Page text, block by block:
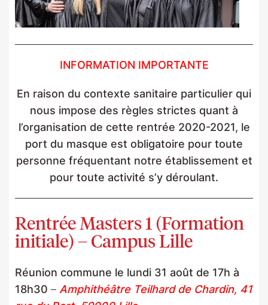
INFORMATION IMPORTANTE
En raison du contexte sanitaire particulier qui
nous impose des règles strictes quant à
l’organisation de cette rentrée 2020-2021, le
port du masque est obligatoire pour toute
personne fréquentant notre établissement et
pour toute activité s’y déroulant.
Rentrée Masters 1 (Formation
initiale) – Campus Lille
Réunion commune le lundi 31 août de 17h à
18h30 – Amphithéâtre Teilhard de Chardin, 41